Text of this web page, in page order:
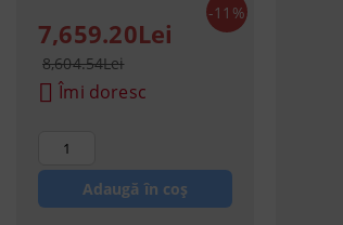
-11%
7,659.20Lei
8,604.54Lei
Îmi doresc